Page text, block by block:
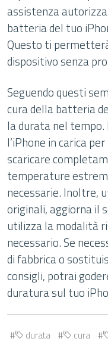
assistenza
batteria del tuo
Questo ti
dispositivo senza
Seguendo questi
cura della batteria
la durata nel tempo.
l’iPhone in carica
scaricare
temperature
necessarie. Inoltre,
originali, aggiorna il
utilizza la modalità
necessario. Se
di fabbrica o
consigli, potrai
duratura sul tuo
durata cura